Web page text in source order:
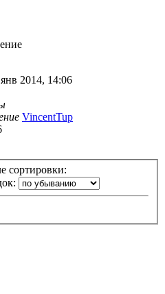
2014, 14:06
VincentTup
сортировки: